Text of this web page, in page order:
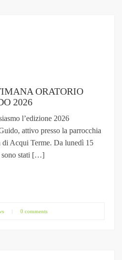
ORATORIO
2026
l’edizione 2026
attivo presso la parrocchia
di Acqui Terme. Da lunedì 15
sono stati […]
0 comments